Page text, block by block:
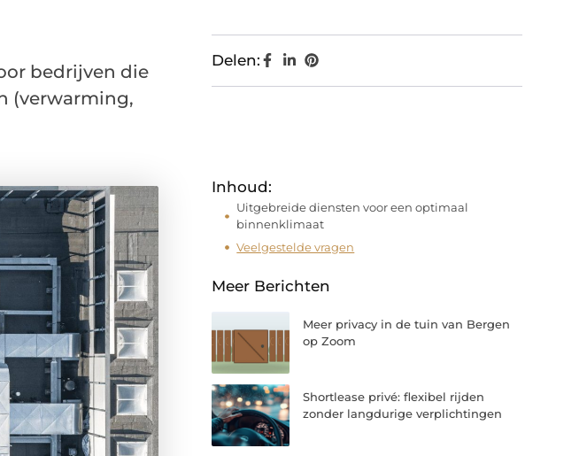
bedrijven die
(verwarming,
Delen:
Inhoud:
Uitgebreide diensten voor een optimaal
binnenklimaat
Veelgestelde vragen
Meer Berichten
Meer privacy in de tuin van Bergen
op Zoom
Shortlease privé: flexibel rijden
zonder langdurige verplichtingen